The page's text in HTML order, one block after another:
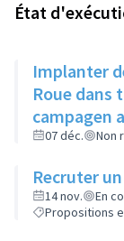
État
Implanter
Roue dans
campagen
07 déc. Non
Recruter
14 nov.
En
Propositions